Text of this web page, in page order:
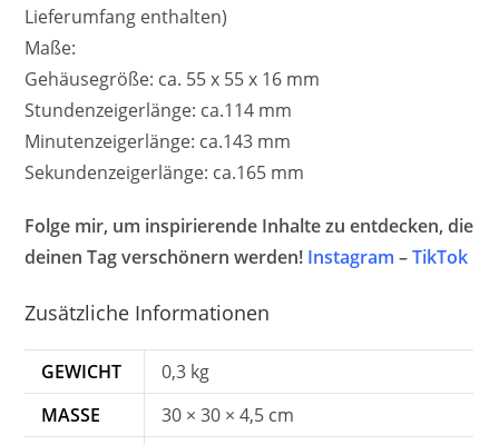
Lieferumfang enthalten)
Maße:
Gehäusegröße: ca. 55 x 55 x 16 mm
Stundenzeigerlänge: ca.114 mm
Minutenzeigerlänge: ca.143 mm
Sekundenzeigerlänge: ca.165 mm
Folge mir, um inspirierende Inhalte zu entdecken, die
deinen Tag verschönern werden! Instagram –TikTok
Zusätzliche Informationen
GEWICHT
0,3 kg
MASSE
30 × 30 × 4,5 cm